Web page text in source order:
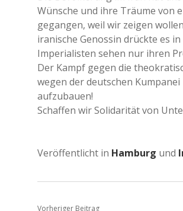
Wünsche und ihre Träume von
gegangen, weil wir zeigen
iranische Genossin drückte es
Imperialisten sehen nur ihren
Der Kampf gegen die
wegen der deutschen
aufzubauen!
Schaffen wir Solidarität von
Veröffentlicht in Hamburg und
Vorheriger Beitrag